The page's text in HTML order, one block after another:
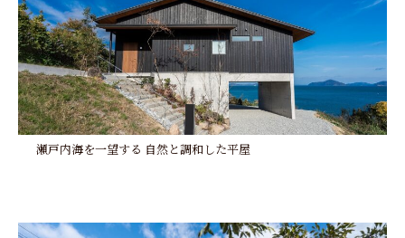
瀬戸内海を一望する 自然と調和した平屋